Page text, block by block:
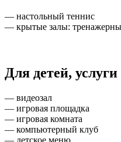
— настольный теннис
— крытые залы:
Для детей, услуги
— видеозал
— игровая площадка
— игровая комната
— компьютерный клуб